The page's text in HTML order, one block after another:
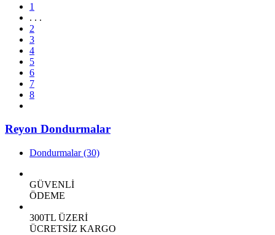
1
. . .
2
3
4
5
6
7
8
Reyon Dondurmalar
Dondurmalar(30)
GÜVENLİ
ÖDEME
300TL ÜZERİ
ÜCRETSİZ KARGO